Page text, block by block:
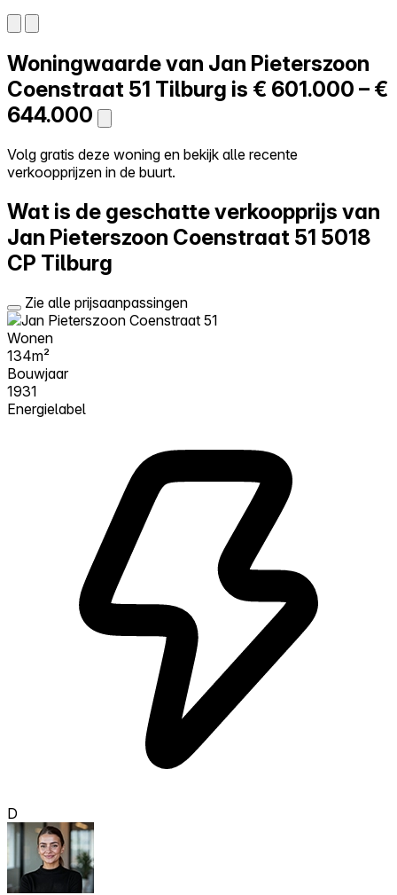
Zelf kopen
Alles-in-één
Reviews
Prijzen
Log in
Probeer Walter gratis
Woningwaarde van Jan Pieterszoon
Coenstraat 51 Tilburg is € 601.000 – €
644.000
Volg gratis deze woning en bekijk alle recente
verkoopprijzen in de buurt.
Wat is de geschatte verkoopprijs van
Jan Pieterszoon Coenstraat 51 5018
CP Tilburg
Zie alle prijsaanpassingen
Wonen
134m²
Bouwjaar
1931
Energielabel
D